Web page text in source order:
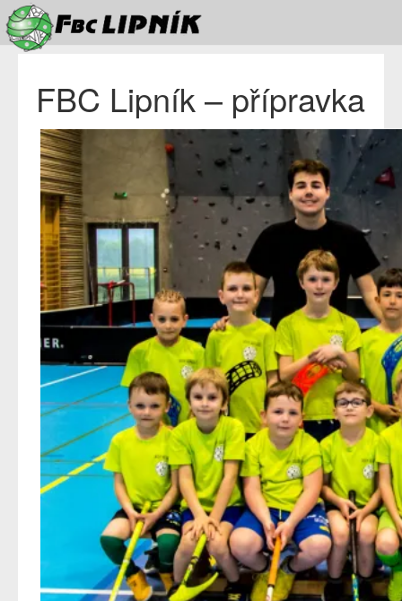
FBC Lipník – přípravka